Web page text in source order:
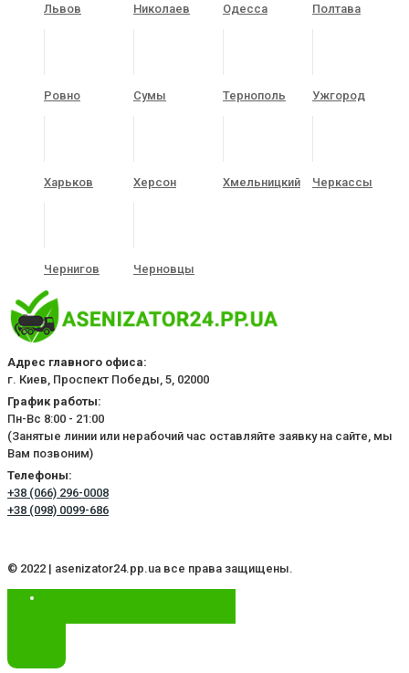
Львов Николаев Одесса Полтава
Ровно Сумы Тернополь Ужгород
Харьков Херсон Хмельницкий Черкассы
Чернигов Черновцы
Адрес главного офиса:
г. Киев, Проспект Победы, 5, 02000
График работы:
Пн-Вс 8:00 - 21:00
(Занятые линии или нерабочий час оставляйте заявку на сайте, мы
Вам позвоним)
Телефоны:
+38 (066) 296-0008
+38 (098) 0099-686
© 2022 | asenizator24.pp.ua все права защищены.